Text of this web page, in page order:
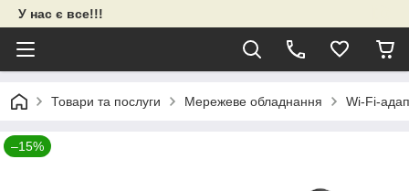
У нас є все!!!
Товари та послуги Мережеве обладнання Wi-Fi-
–15%